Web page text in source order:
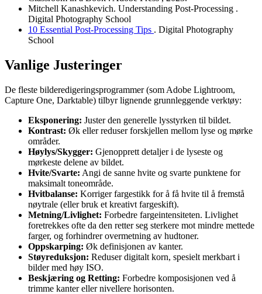
Mitchell Kanashkevich. Understanding Post-Processing .
Digital Photography School
10 Essential Post-Processing Tips . Digital Photography
School
Vanlige Justeringer
De fleste bilderedigeringsprogrammer (som Adobe Lightroom,
Capture One, Darktable) tilbyr lignende grunnleggende verktøy:
Eksponering: Juster den generelle lysstyrken til bildet.
Kontrast: Øk eller reduser forskjellen mellom lyse og mørke
områder.
Høylys/Skygger: Gjenopprett detaljer i de lyseste og
mørkeste delene av bildet.
Hvite/Svarte: Angi de sanne hvite og svarte punktene for
maksimalt toneområde.
Hvitbalanse: Korriger fargestikk for å få hvite til å fremstå
nøytrale (eller bruk et kreativt fargeskift).
Metning/Livlighet: Forbedre fargeintensiteten. Livlighet
foretrekkes ofte da den retter seg sterkere mot mindre mettede
farger, og forhindrer overmetning av hudtoner.
Oppskarping: Øk definisjonen av kanter.
Støyreduksjon: Reduser digitalt korn, spesielt merkbart i
bilder med høy ISO.
Beskjæring og Retting: Forbedre komposisjonen ved å
trimme kanter eller nivellere horisonten.